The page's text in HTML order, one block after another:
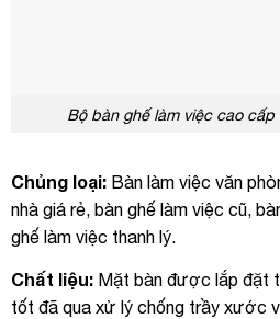
Bộ bàn ghế làm việc cao cấp
Chủng loại: Bàn làm việc văn
nhà giá rẻ, bàn ghế làm việc cũ,
ghế làm việc thanh lý.
Chất liệu: Mặt bàn được lắp đặt
tốt đã qua xử lý chống trầy xước